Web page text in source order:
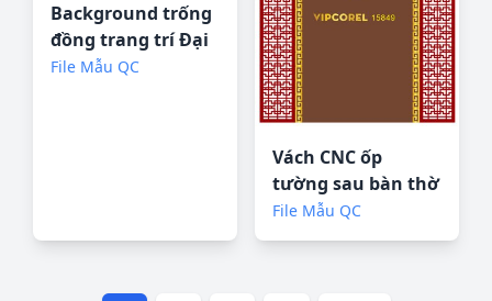
Background trống
đồng trang trí Đại
Hội file corel
File Mẫu QC
Vách CNC ốp
tường sau bàn thờ
#75 file corel
File Mẫu QC